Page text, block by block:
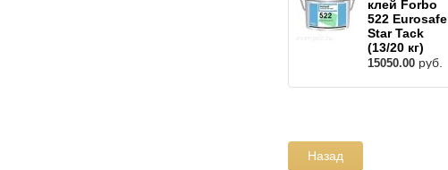
клей Forbo
522 Eurosafe
Star Tack
(13/20 кг)
15050.00 руб.
Назад